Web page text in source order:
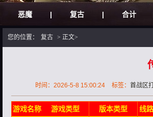
恶魔 | 复古 | 合计
您的位置： 复古 > 正文>
时间：2026-5-8 15:00:24 标签： 首战区
游戏名称 游戏类型 版本类型 线